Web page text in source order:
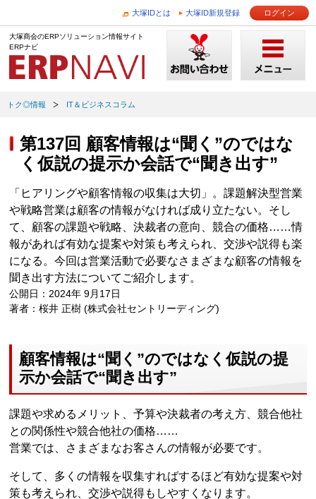
大塚IDとは 大塚ID新規登録 ログイン
大塚商会のERPソリューション情報サイト
ERPナビ
トク◎情報 IT＆ビジネスコラム
第137回 顧客情報は“聞く”のではな
く仮説の提示か会話で“聞き出す”
「ヒアリングや顧客情報の収集は大切」。課題解決型営業
や戦略営業は顧客の情報がなければ成り立たない。そし
て、顧客の課題や戦略、決裁者の意向、競合の価格……情
報があれば有効な提案や対策も考えられ、交渉や説得も楽
になる。今回は営業活動で必要なさまざまな顧客の情報を
聞き出す方法についてご紹介します。
公開日：2024年 9月17日
著者：桜井 正樹 (株式会社セントリーディング)
顧客情報は“聞く”のではなく仮説の提
示か会話で“聞き出す”
課題や求めるメリット、予算や決裁者の考え方、競合他社
との関係性や競合他社の価格……
営業では、さまざまなお客さんの情報が必要です。
そして、多くの情報を収集すればするほど有効な提案や対
策も考えられ、交渉や説得もしやすくなります。